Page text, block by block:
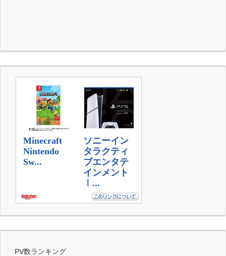
PV数ランキング